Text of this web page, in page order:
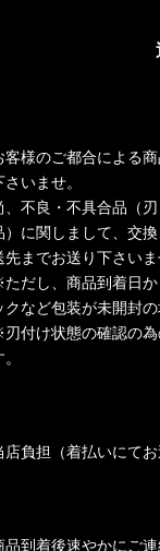
客様のご都合による
さいませ。
、不良・不具合品（
）に関しまして、交
先までお送り下さいま
だし、商品到着日
クなど包装が未開封
付け状態の確認の
店負担（着払いにてお
品到着後速やかにご